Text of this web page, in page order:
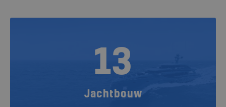
13
Jachtbouw